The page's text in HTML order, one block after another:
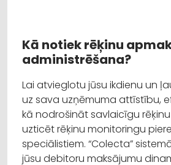
Kā notiek rēķinu
administrēšana?
Lai atvieglotu jūsu ikdienu un
uz sava uzņēmuma attīstību,
kā nodrošināt savlaicīgu
uzticēt rēķinu monitoringu
speciālistiem. “Colecta”
jūsu debitoru maksājumu